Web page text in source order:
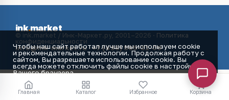
ink.market
© ink.market / Инк-Маркет.ру, 2001–2026 · Политика
конфиденциальности
info@ink-market.ru·+7 (495) 565-31-09
Главная Каталог Избранное Корзина
Чтобы наш сайт работал лучше мы используем cookie
и рекомендательные технологии. Продолжая работу с
сайтом, Вы разрешаете использование cookie. Вы
всегда можете отключить файлы cookie в настройках
Вашего браузера.
Принять